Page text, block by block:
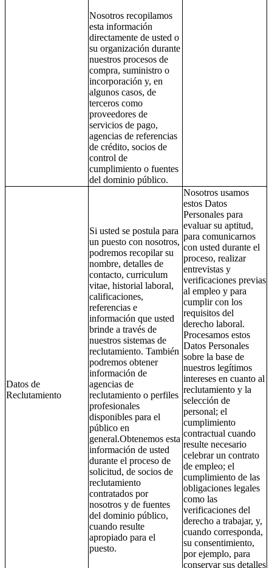
Nosotros recopilamos
esta información
directamente de usted o
su organización durante
nuestros procesos de
compra, suministro o
incorporación y, en
algunos casos, de
terceros como
proveedores de
servicios de pago,
agencias de referencias
de crédito, socios de
control de
cumplimiento o fuentes
del dominio público.
Datos de
Reclutamiento
Si usted se postula para
un puesto con nosotros,
podremos recopilar su
nombre, detalles de
contacto, curriculum
vitae, historial laboral,
calificaciones,
referencias e
información que usted
brinde a través de
nuestros sistemas de
reclutamiento. También
podremos obtener
información de
agencias de
reclutamiento o perfiles
profesionales
disponibles para el
público en
general.Obtenemos esta
información de usted
durante el proceso de
solicitud, de socios de
reclutamiento
contratados por
nosotros y de fuentes
del dominio público,
cuando resulte
apropiado para el
puesto.
Nosotros usamos
estos Datos
Personales para
evaluar su aptitud,
para comunicarnos
con usted durante el
proceso, realizar
entrevistas y
verificaciones previas
al empleo y para
cumplir con los
requisitos del
derecho laboral.
Procesamos estos
Datos Personales
sobre la base de
nuestros legítimos
intereses en cuanto al
reclutamiento y la
selección de
personal; el
cumplimiento
contractual cuando
resulte necesario
celebrar un contrato
de empleo; el
cumplimiento de las
obligaciones legales
como las
verificaciones del
derecho a trabajar, y,
cuando corresponda,
su consentimiento,
por ejemplo, para
conservar sus detalles